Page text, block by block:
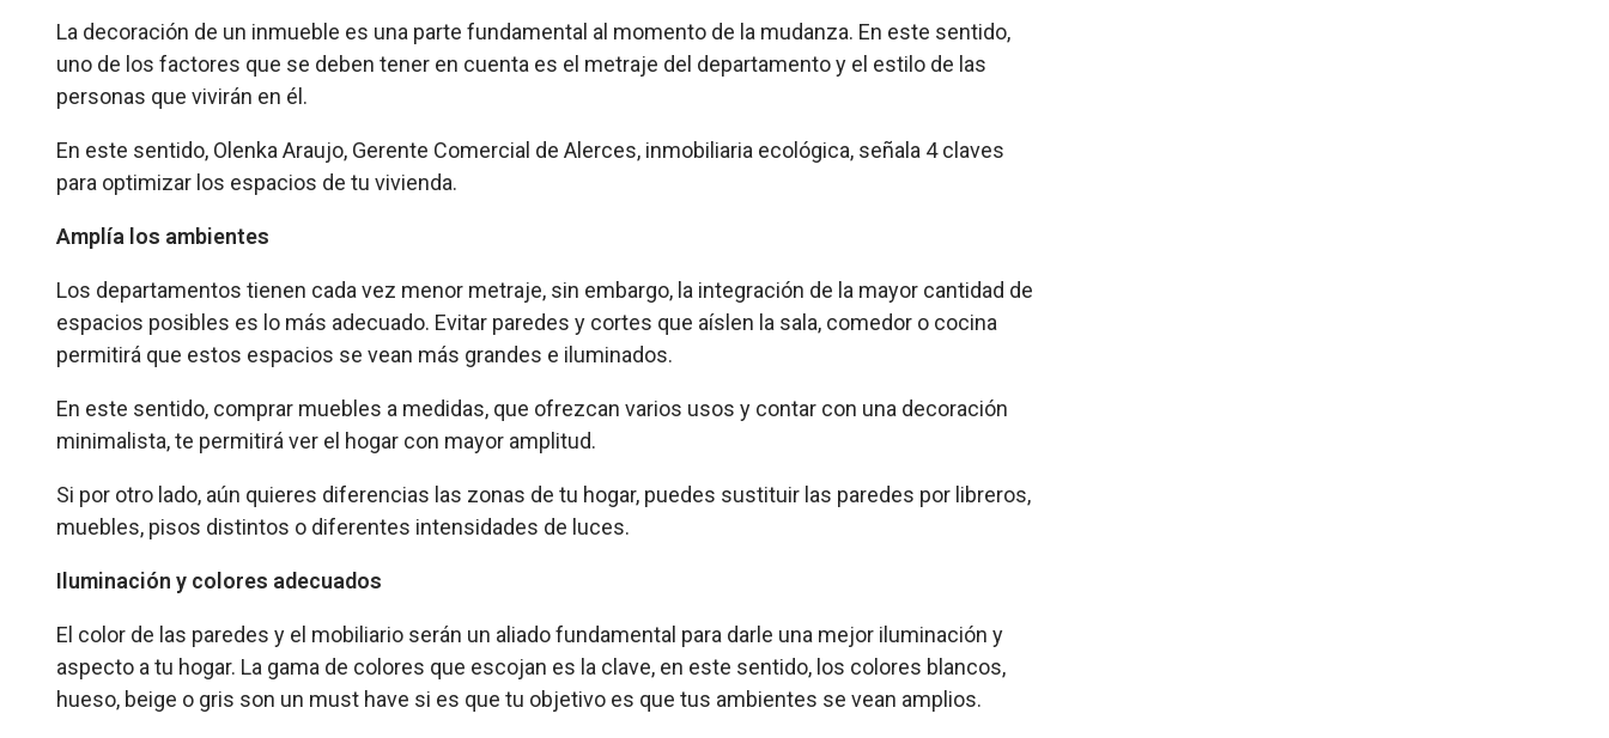
La decoración de un inmueble es una parte fundamental al momento de la mudanza. En este sentido,
uno de los factores que se deben tener en cuenta es el metraje del departamento y el estilo de las
personas que vivirán en él.
En este sentido, Olenka Araujo, Gerente Comercial de Alerces, inmobiliaria ecológica, señala 4 claves
para optimizar los espacios de tu vivienda.
Amplía los ambientes
Los departamentos tienen cada vez menor metraje, sin embargo, la integración de la mayor cantidad de
espacios posibles es lo más adecuado. Evitar paredes y cortes que aíslen la sala, comedor o cocina
permitirá que estos espacios se vean más grandes e iluminados.
En este sentido, comprar muebles a medidas, que ofrezcan varios usos y contar con una decoración
minimalista, te permitirá ver el hogar con mayor amplitud.
Si por otro lado, aún quieres diferencias las zonas de tu hogar, puedes sustituir las paredes por libreros,
muebles, pisos distintos o diferentes intensidades de luces.
Iluminación y colores adecuados
El color de las paredes y el mobiliario serán un aliado fundamental para darle una mejor iluminación y
aspecto a tu hogar. La gama de colores que escojan es la clave, en este sentido, los colores blancos,
hueso, beige o gris son un must have si es que tu objetivo es que tus ambientes se vean amplios.